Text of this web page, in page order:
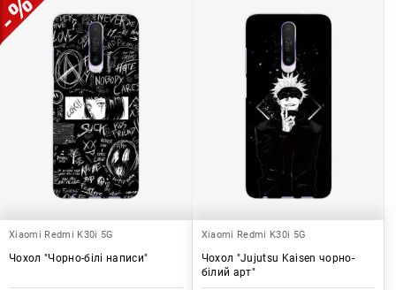
Xiaomi Redmi K30i 5G
Чохол "Чорно-білі написи"
Xiaomi Redmi K30i 5G
Чохол "Jujutsu Kaisen чорно-
білий арт"